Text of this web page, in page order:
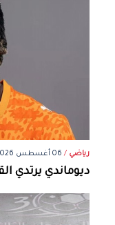
رياضي / 06 أغسطس 2026
ديوماندي يرتدي